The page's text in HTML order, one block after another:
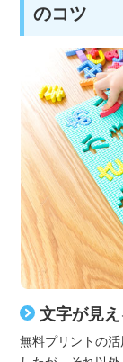
のコツ
文字が見
無料プリントの